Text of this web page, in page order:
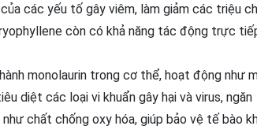
các yếu tố gây viêm, làm giảm các triệu
còn có khả năng tác động trực
monolaurin trong cơ thể, hoạt động như
diệt các loại vi khuẩn gây hại và virus, ngăn
chất chống oxy hóa, giúp bảo vệ tế bào